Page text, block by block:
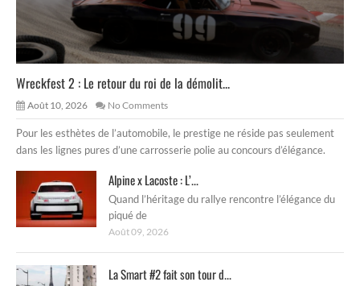
Wreckfest 2 : Le retour du roi de la démolit...
Août 10, 2026 No Comments
Pour les esthètes de l’automobile, le prestige ne réside pas seulement
dans les lignes pures d’une carrosserie polie au concours d’élégance.
Alpine x Lacoste : L’...
Quand l’héritage du rallye rencontre l’élégance du
piqué de
Août 09, 2026
La Smart #2 fait son tour d...